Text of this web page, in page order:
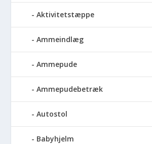
Aktivitetstæppe
Ammeindlæg
Ammepude
Ammepudebetræk
Autostol
Babyhjelm